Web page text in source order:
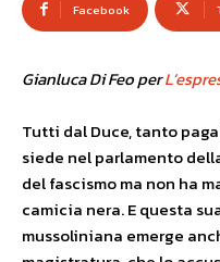
Facebook
Gianluca Di Feo per
Tutti dal Duce, tanto
siede nel parlamento
del fascismo ma non ha
camicia nera. E questa
mussoliniana emerge